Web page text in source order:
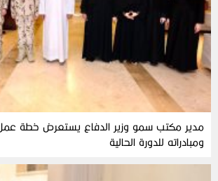
مدير مكتب سمو وزير الدفاع يستعرض خطة
ومبادراته للدورة الحالية